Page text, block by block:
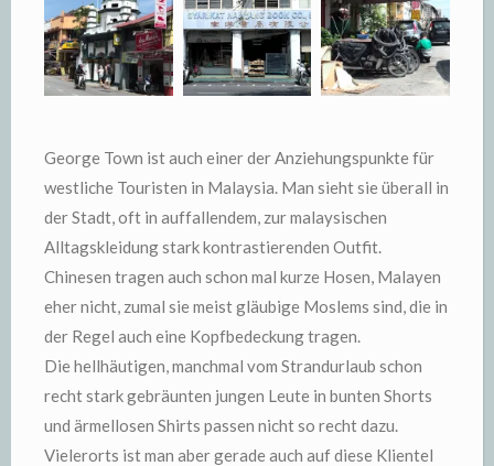
George Town ist auch einer der Anziehungspunkte für
westliche Touristen in Malaysia. Man sieht sie überall in
der Stadt, oft in auffallendem, zur malaysischen
Alltagskleidung stark kontrastierenden Outfit.
Chinesen tragen auch schon mal kurze Hosen, Malayen
eher nicht, zumal sie meist gläubige Moslems sind, die in
der Regel auch eine Kopfbedeckung tragen.
Die hellhäutigen, manchmal vom Strandurlaub schon
recht stark gebräunten jungen Leute in bunten Shorts
und ärmellosen Shirts passen nicht so recht dazu.
Vielerorts ist man aber gerade auch auf diese Klientel